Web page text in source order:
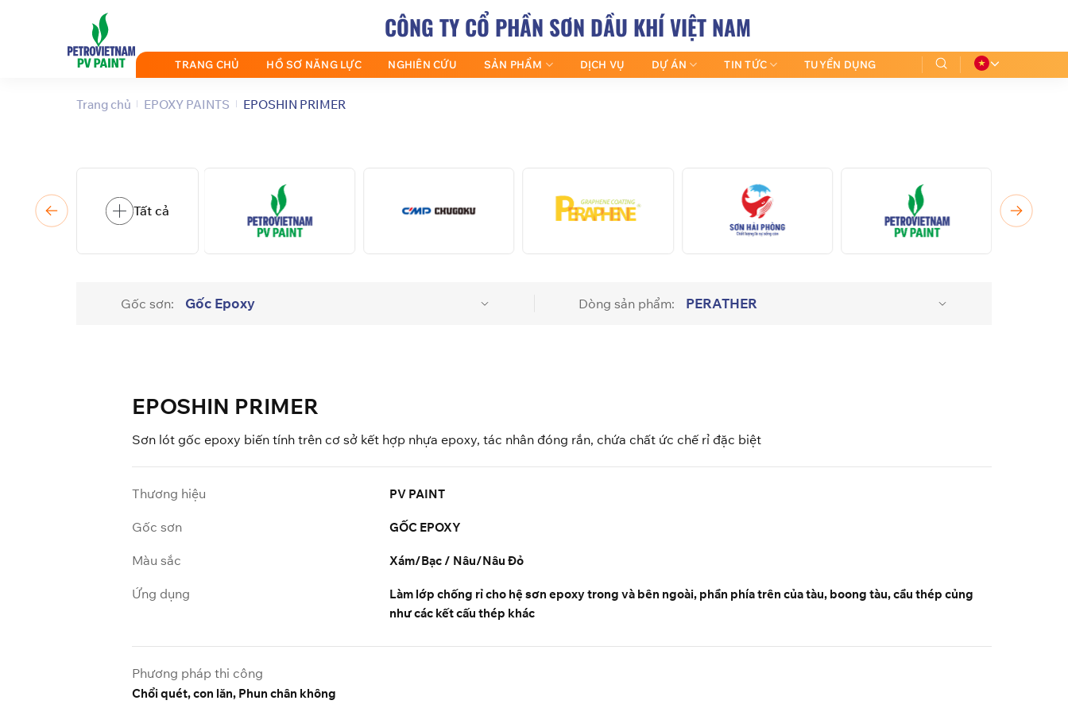
CÔNG TY CỔ PHẦN SƠN DẦU KHÍ VIỆT NAM
TRANG CHỦ HỒ SƠ NĂNG LỰC NGHIÊN CỨU SẢN PHẨM DỊCH VỤ DỰ ÁN TIN TỨC TUYỂN DỤNG
Trang chủ EPOXY PAINTS EPOSHIN PRIMER
Tất cả
Gốc sơn: Gốc Epoxy Dòng sản phẩm: PERATHER
EPOSHIN PRIMER
Sơn lót gốc epoxy biến tính trên cơ sở kết hợp nhựa epoxy, tác nhân đóng rắn, chứa chất ức chế rỉ đặc biệt
Thương hiệu PV PAINT
Gốc sơn GỐC EPOXY
Màu sắc Xám/Bạc / Nâu/Nâu Đỏ
Ứng dụng
Làm lớp chống rỉ cho hệ sơn epoxy trong và bên ngoài, phần phía trên của tàu, boong tàu, cầu thép củng
như các kết cấu thép khác
Phương pháp thi công
Chổi quét, con lăn, Phun chân không